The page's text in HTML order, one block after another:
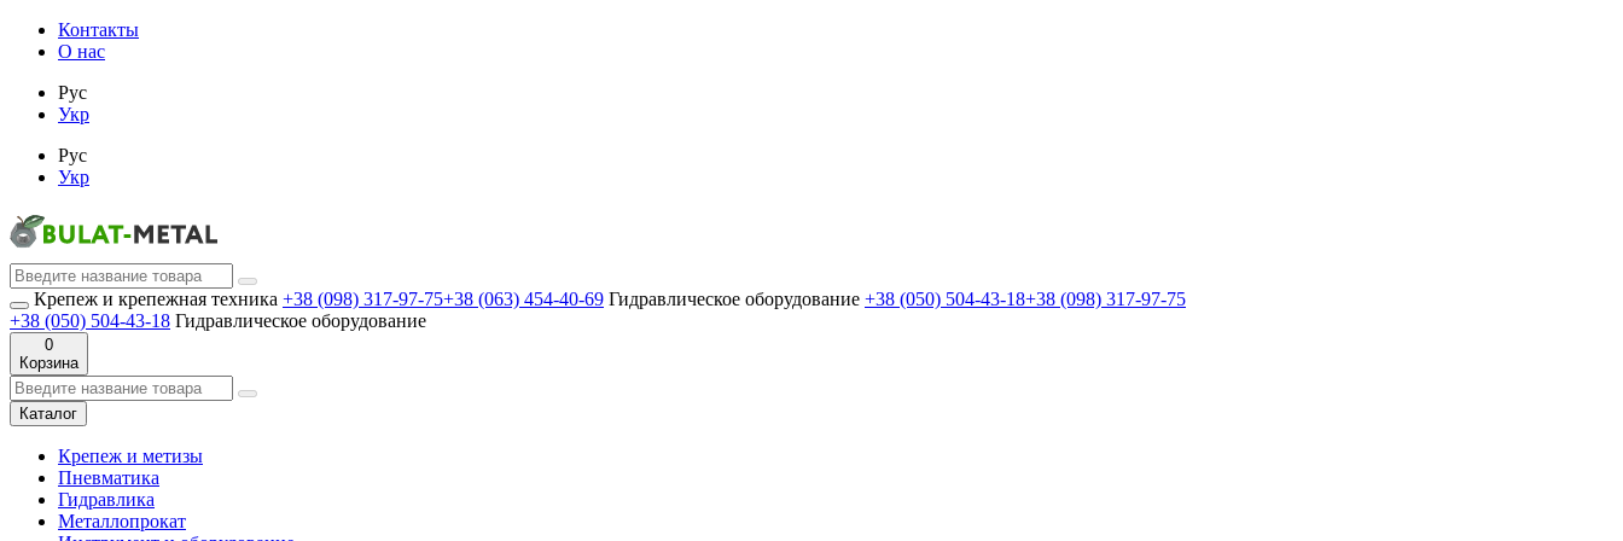
Контакты
О нас
Рус
Укр
Рус
Укр
Крепеж и крепежная техника +38 (098) 317-97-75+38 (063) 454-40-69 Гидравлическое оборудование +38 (050) 504-43-18+38 (098) 317-97-75
+38 (050) 504-43-18 Гидравлическое оборудование
0
Корзина
Каталог
Крепеж и метизы
Пневматика
Гидравлика
Металлопрокат